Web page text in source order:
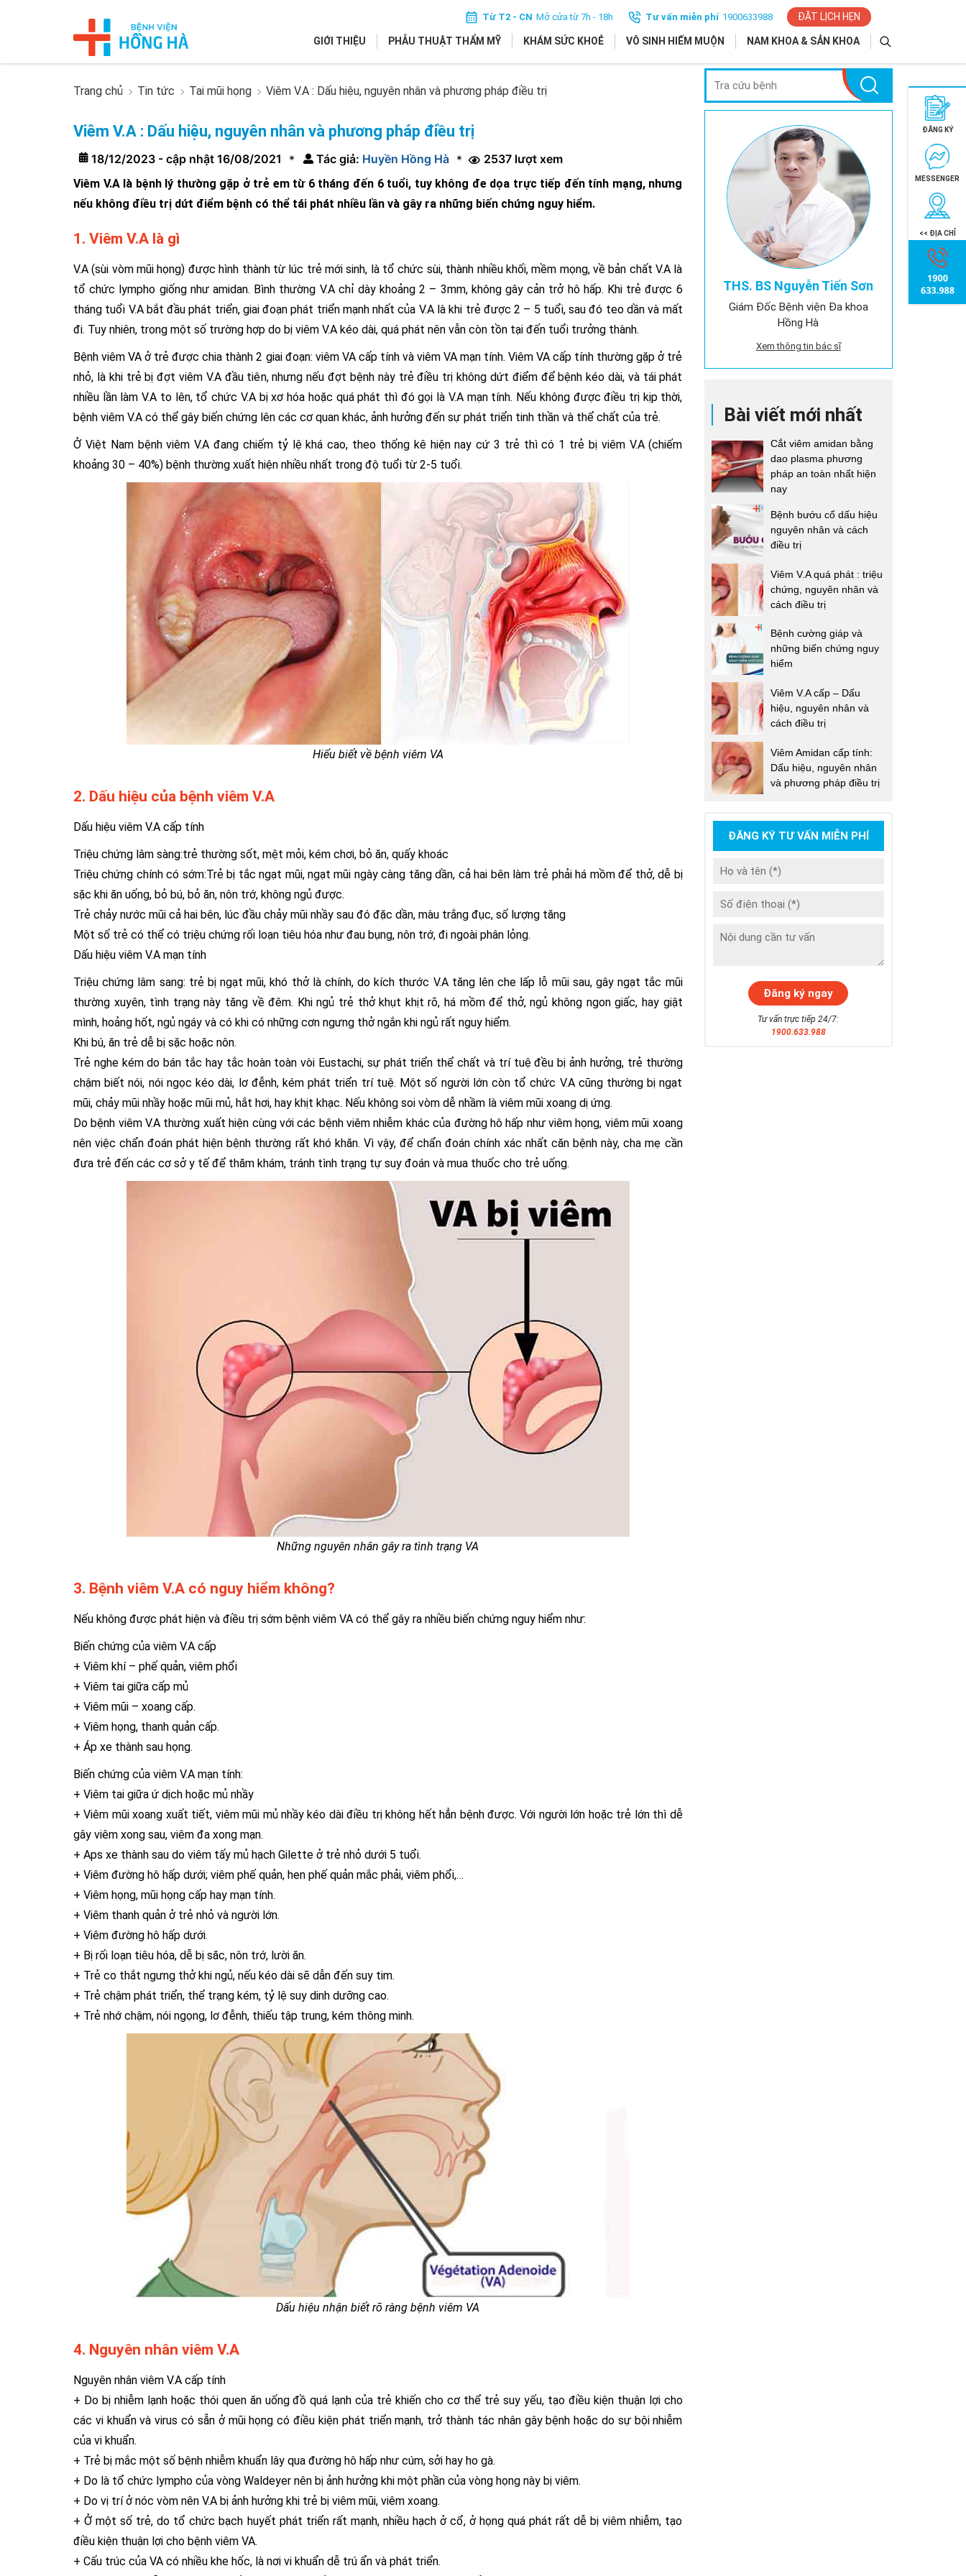
Từ T2 - CN Mở cửa từ 7h - 18h Tư vấn miễn phí 1900633988 ĐẶT LỊCH HẸN
GIỚI THIỆU PHẪU THUẬT THẨM MỸ KHÁM SỨC KHOẺ VÔ SINH HIẾM MUỘN NAM KHOA & SẢN KHOA
Trang chủ Tin tức Tai mũi họng Viêm V.A : Dấu hiệu, nguyên nhân và phương pháp điều trị
Viêm V.A : Dấu hiệu, nguyên nhân và phương pháp điều trị
18/12/2023 - cập nhật 16/08/2021 * Tác giả: Huyền Hồng Hà * 2537 lượt xem
Viêm V.A là bệnh lý thường gặp ở trẻ em từ 6 tháng đến 6 tuổi, tuy không đe dọa trực tiếp đến tính mạng, nhưng
nếu không điều trị dứt điểm bệnh có thể tái phát nhiều lần và gây ra những biến chứng nguy hiểm.
1. Viêm V.A là gì
V.A (sùi vòm mũi họng) được hình thành từ lúc trẻ mới sinh, là tổ chức sùi, thành nhiều khối, mềm mọng, về bản chất V.A là
tổ chức lympho giống như amidan. Bình thường V.A chỉ dày khoảng 2 – 3mm, không gây cản trở hô hấp. Khi trẻ được 6
tháng tuổi V.A bắt đầu phát triển, giai đoạn phát triển mạnh nhất của V.A là khi trẻ được 2 – 5 tuổi, sau đó teo dần và mất
đi. Tuy nhiên, trong một số trường hợp do bị viêm V.A kéo dài, quá phát nên vẫn còn tồn tại đến tuổi trưởng thành.
Bệnh viêm VA ở trẻ được chia thành 2 giai đoạn: viêm VA cấp tính và viêm VA mạn tính. Viêm VA cấp tính thường gặp ở trẻ
nhỏ, là khi trẻ bị đợt viêm V.A đầu tiên, nhưng nếu đợt bệnh này trẻ điều trị không dứt điểm để bệnh kéo dài, và tái phát
nhiều lần làm V.A to lên, tổ chức V.A bị xơ hóa hoặc quá phát thì đó gọi là V.A mạn tính. Nếu không được điều trị kịp thời,
bệnh viêm V.A có thể gây biến chứng lên các cơ quan khác, ảnh hưởng đến sự phát triển tinh thần và thể chất của trẻ.
Ở Việt Nam bệnh viêm V.A đang chiếm tỷ lệ khá cao, theo thống kê hiện nay cứ 3 trẻ thì có 1 trẻ bị viêm V.A (chiếm
khoảng 30 – 40%) bệnh thường xuất hiện nhiều nhất trong độ tuổi từ 2-5 tuổi.
Hiểu biết về bệnh viêm VA
2. Dấu hiệu của bệnh viêm V.A
Dấu hiệu viêm V.A cấp tính
Triệu chứng lâm sàng:trẻ thường sốt, mệt mỏi, kém chơi, bỏ ăn, quấy khoác
Triệu chứng chính có sớm:Trẻ bị tắc ngạt mũi, ngạt mũi ngày càng tăng dần, cả hai bên làm trẻ phải há mồm để thở, dễ bị
sặc khi ăn uống, bỏ bú, bỏ ăn, nôn trớ, không ngủ được.
Trẻ chảy nước mũi cả hai bên, lúc đầu chảy mũi nhầy sau đó đặc dần, màu trắng đục, số lượng tăng
Một số trẻ có thể có triệu chứng rối loạn tiêu hóa như đau bụng, nôn trớ, đi ngoài phân lỏng.
Dấu hiệu viêm V.A mạn tính
Triệu chứng lâm sang: trẻ bị ngạt mũi, khó thở là chính, do kích thước V.A tăng lên che lấp lỗ mũi sau, gây ngạt tắc mũi
thường xuyên, tình trạng này tăng về đêm. Khi ngủ trẻ thở khụt khịt rõ, há mồm để thở, ngủ không ngon giấc, hay giật
mình, hoảng hốt, ngủ ngáy và có khi có những cơn ngưng thở ngắn khi ngủ rất nguy hiểm.
Khi bú, ăn trẻ dễ bị sặc hoặc nôn.
Trẻ nghe kém do bán tắc hay tắc hoàn toàn vòi Eustachi, sự phát triển thể chất và trí tuệ đều bị ảnh hưởng, trẻ thường
chậm biết nói, nói ngọc kéo dài, lơ đễnh, kém phát triển trí tuệ. Một số người lớn còn tổ chức V.A cũng thường bị ngạt
mũi, chảy mũi nhầy hoặc mũi mủ, hắt hơi, hay khịt khạc. Nếu không soi vòm dễ nhầm là viêm mũi xoang dị ứng.
Do bệnh viêm V.A thường xuất hiện cùng với các bệnh viêm nhiễm khác của đường hô hấp như viêm họng, viêm mũi xoang
nên việc chẩn đoán phát hiện bệnh thường rất khó khăn. Vì vậy, để chẩn đoán chính xác nhất căn bệnh này, cha mẹ cần
đưa trẻ đến các cơ sở y tế để thăm khám, tránh tình trạng tự suy đoán và mua thuốc cho trẻ uống.
Những nguyên nhân gây ra tình trạng VA
3. Bệnh viêm V.A có nguy hiểm không?
Nếu không được phát hiện và điều trị sớm bệnh viêm VA có thể gây ra nhiều biến chứng nguy hiểm như:
Biến chứng của viêm V.A cấp
+ Viêm khí – phế quản, viêm phổi
+ Viêm tai giữa cấp mủ
+ Viêm mũi – xoang cấp.
+ Viêm họng, thanh quản cấp.
+ Áp xe thành sau họng.
Biến chứng của viêm V.A mạn tính:
+ Viêm tai giữa ứ dịch hoặc mủ nhầy
+ Viêm mũi xoang xuất tiết, viêm mũi mủ nhầy kéo dài điều trị không hết hẳn bệnh được. Với người lớn hoặc trẻ lớn thì dễ
gây viêm xong sau, viêm đa xong mạn.
+ Aps xe thành sau do viêm tấy mủ hạch Gilette ở trẻ nhỏ dưới 5 tuổi.
+ Viêm đường hô hấp dưới; viêm phế quản, hen phế quản mắc phải, viêm phổi,…
+ Viêm họng, mũi họng cấp hay mạn tính.
+ Viêm thanh quản ở trẻ nhỏ và người lớn.
+ Viêm đường hô hấp dưới.
+ Bị rối loạn tiêu hóa, dễ bị săc, nôn trớ, lười ăn.
+ Trẻ co thắt ngưng thở khi ngủ, nếu kéo dài sẽ dẫn đến suy tim.
+ Trẻ chậm phát triển, thể trạng kém, tỷ lệ suy dinh dưỡng cao.
+ Trẻ nhớ chậm, nói ngọng, lơ đễnh, thiếu tập trung, kém thông minh.
Dấu hiệu nhận biết rõ ràng bệnh viêm VA
4. Nguyên nhân viêm V.A
Nguyên nhân viêm V.A cấp tính
+ Do bị nhiễm lạnh hoặc thói quen ăn uống đồ quá lạnh của trẻ khiến cho cơ thể trẻ suy yếu, tạo điều kiện thuận lợi cho
các vi khuẩn và virus có sẵn ở mũi họng có điều kiện phát triển mạnh, trở thành tác nhân gây bệnh hoặc do sự bội nhiễm
của vi khuẩn.
+ Trẻ bị mắc một số bệnh nhiễm khuẩn lây qua đường hô hấp như cúm, sởi hay ho gà.
+ Do là tổ chức lympho của vòng Waldeyer nên bị ảnh hưởng khi một phần của vòng họng này bị viêm.
+ Do vị trí ở nóc vòm nên V.A bị ảnh hưởng khi trẻ bị viêm mũi, viêm xoang.
+ Ở một số trẻ, do tổ chức bạch huyết phát triển rất mạnh, nhiều hạch ở cổ, ở họng quá phát rất dễ bị viêm nhiễm, tạo
điều kiện thuận lợi cho bệnh viêm VA.
+ Cấu trúc của VA có nhiều khe hốc, là nơi vi khuẩn dễ trú ẩn và phát triển.
THS. BS Nguyễn Tiến Sơn
Giám Đốc Bệnh viện Đa khoa
Hồng Hà
Xem thông tin bác sĩ
Bài viết mới nhất
Cắt viêm amidan bằng
dao plasma phương
pháp an toàn nhất hiện
nay
Bệnh bướu cổ dấu hiệu
nguyên nhân và cách
điều trị
Viêm V.A quá phát : triệu
chứng, nguyên nhân và
cách điều trị
Bệnh cường giáp và
những biến chứng nguy
hiểm
Viêm V.A cấp – Dấu
hiệu, nguyên nhân và
cách điều trị
Viêm Amidan cấp tính:
Dấu hiệu, nguyên nhân
và phương pháp điều trị
ĐĂNG KÝ TƯ VẤN MIỄN PHÍ
Tư vấn trực tiếp 24/7:
1900.633.988
ĐĂNG KÝ
MESSENGER
<< ĐỊA CHỈ